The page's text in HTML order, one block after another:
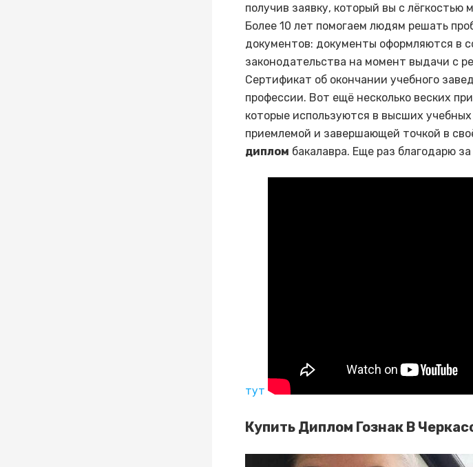
получив заявку, который вы с
Более 10 лет помогаем людям решать
документов: документы оформляются в
законодательства на момент выдачи с
Сертификат об окончании учебного
профессии. Вот ещё несколько веских
которые используются в высших
приемлемой и завершающей точкой в
диплом бакалавра. Еще раз благодарю
тут
Купить Диплом Гознак В